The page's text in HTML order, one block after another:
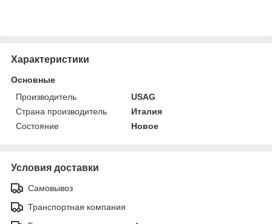
Характеристики
Основные
Производитель
USAG
Страна производитель
Италия
Состояние
Новое
Условия доставки
Самовывоз
Транспортная компания